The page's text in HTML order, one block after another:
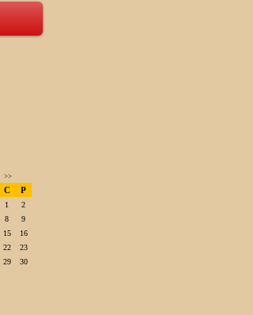
>>
C P
1
2
8
9
15
16
22
23
29
30